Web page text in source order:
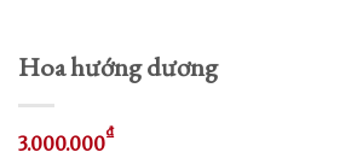
Hoa hướng dương
3.000.000₫